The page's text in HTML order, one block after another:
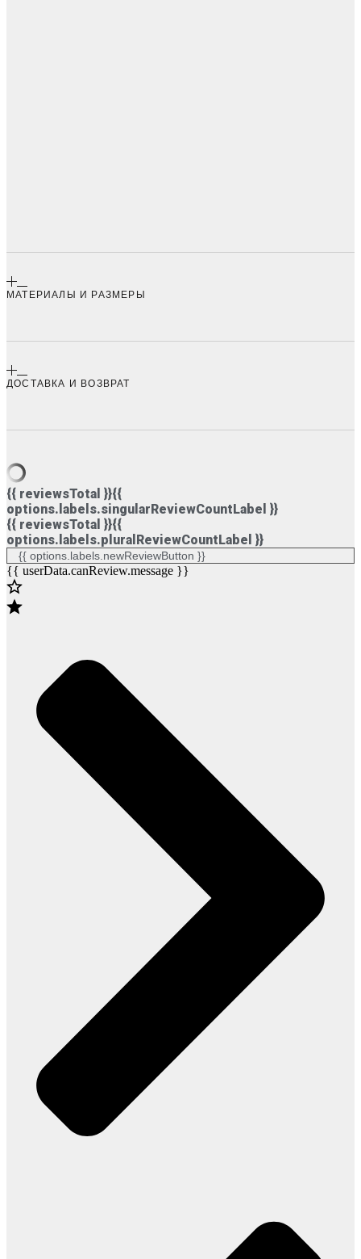
МАТЕРИАЛЫ И РАЗМЕРЫ
ДОСТАВКА И ВОЗВРАТ
{{ reviewsTotal }}{{
options.labels.singularReviewCountLabel }}
{{ reviewsTotal }}{{
options.labels.pluralReviewCountLabel }}
{{ options.labels.newReviewButton }}
{{ userData.canReview.message }}